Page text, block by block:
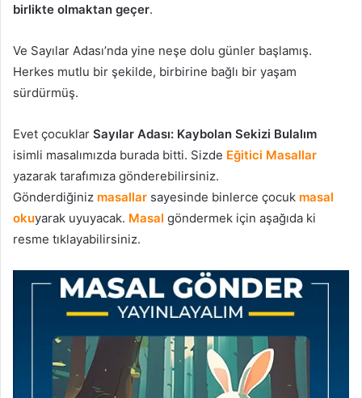
birlikte olmaktan geçer.
Ve Sayılar Adası’nda yine neşe dolu günler başlamış.
Herkes mutlu bir şekilde, birbirine bağlı bir yaşam
sürdürmüş.
Evet çocuklar Sayılar Adası: Kaybolan Sekizi Bulalım
isimli masalımızda burada bitti. Sizde Eğitici Masallar
yazarak tarafımıza gönderebilirsiniz.
Gönderdiğiniz masallar sayesinde binlerce çocuk masal
okuyarak uyuyacak. Masal göndermek için aşağıda ki
resme tıklayabilirsiniz.